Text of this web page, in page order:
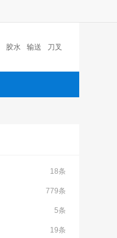
胶水 输送 刀叉
18条
779条
5条
19条